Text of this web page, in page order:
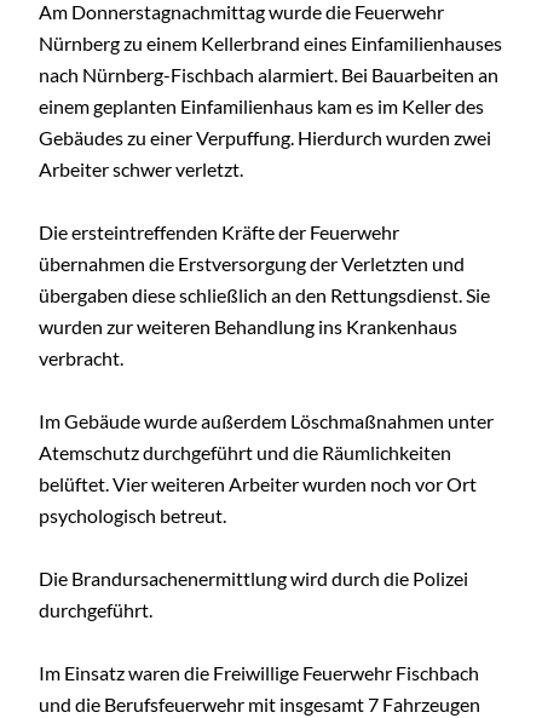
Am Donnerstagnachmittag wurde die Feuerwehr
Nürnberg zu einem Kellerbrand eines Einfamilienhauses
nach Nürnberg-Fischbach alarmiert. Bei Bauarbeiten an
einem geplanten Einfamilienhaus kam es im Keller des
Gebäudes zu einer Verpuffung. Hierdurch wurden zwei
Arbeiter schwer verletzt.
Die ersteintreffenden Kräfte der Feuerwehr
übernahmen die Erstversorgung der Verletzten und
übergaben diese schließlich an den Rettungsdienst. Sie
wurden zur weiteren Behandlung ins Krankenhaus
verbracht.
Im Gebäude wurde außerdem Löschmaßnahmen unter
Atemschutz durchgeführt und die Räumlichkeiten
belüftet. Vier weiteren Arbeiter wurden noch vor Ort
psychologisch betreut.
Die Brandursachenermittlung wird durch die Polizei
durchgeführt.
Im Einsatz waren die Freiwillige Feuerwehr Fischbach
und die Berufsfeuerwehr mit insgesamt 7 Fahrzeugen